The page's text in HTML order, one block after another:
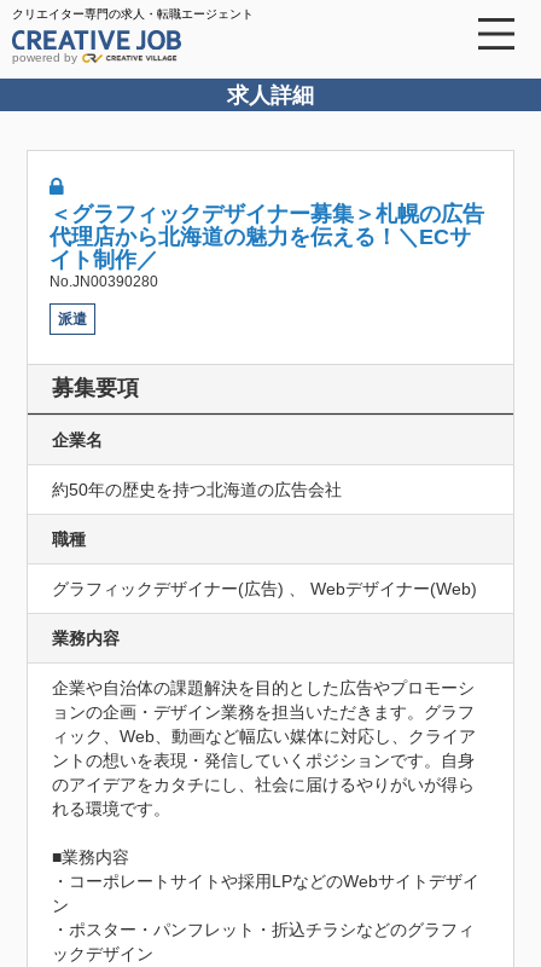
クリエイター専門の求人・転職エージェント
powered by
求人詳細
＜グラフィックデザイナー募集＞札幌の広告
代理店から北海道の魅力を伝える！＼ECサ
イト制作／
No.JN00390280
派遣
募集要項
企業名
約50年の歴史を持つ北海道の広告会社
職種
グラフィックデザイナー(広告) 、 Webデザイナー(Web)
業務内容
企業や自治体の課題解決を目的とした広告やプロモーシ
ョンの企画・デザイン業務を担当いただきます。グラフ
ィック、Web、動画など幅広い媒体に対応し、クライア
ントの想いを表現・発信していくポジションです。自身
のアイデアをカタチにし、社会に届けるやりがいが得ら
れる環境です。
■業務内容
・コーポレートサイトや採用LPなどのWebサイトデザイ
ン
・ポスター・パンフレット・折込チラシなどのグラフィ
ックデザイン